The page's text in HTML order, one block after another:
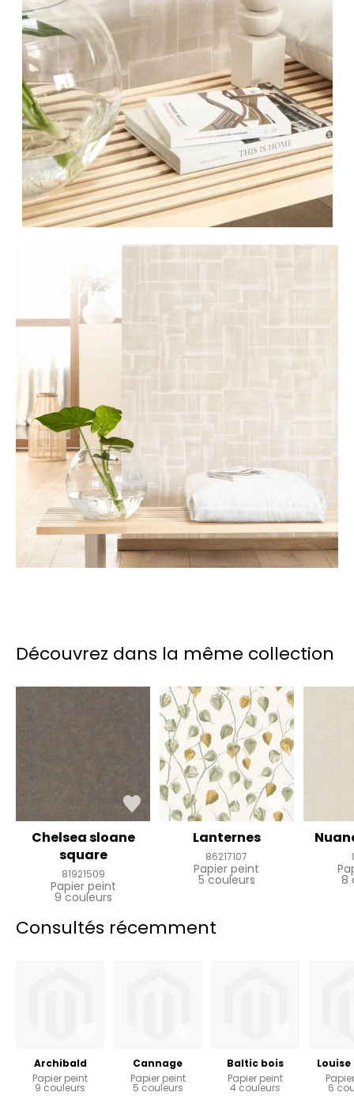
Découvrez dans la même collection
Chelsea sloane
square
81921509
Papier peint
9 couleurs
Lanternes
86217107
Papier peint
5 couleurs 8
Consultés récemment
Archibald
Papier peint
9 couleurs
Cannage
Papier peint
5 couleurs
Baltic bois
Papier peint
4 couleurs 6